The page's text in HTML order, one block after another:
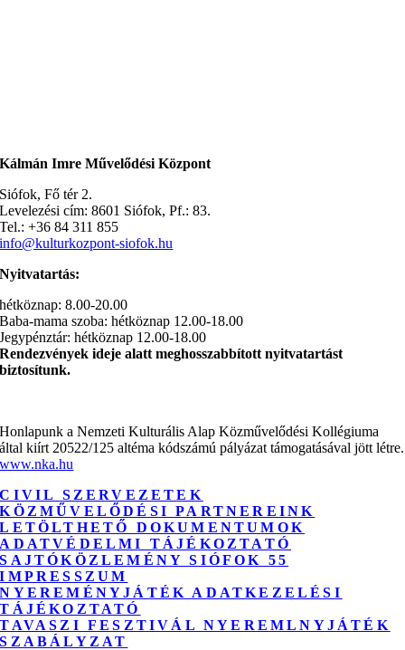
Kálmán Imre Művelődési Központ
Siófok, Fő tér 2.
Levelezési cím: 8601 Siófok, Pf.: 83.
Tel.: +36 84 311 855
info@kulturkozpont-siofok.hu
Nyitvatartás:
hétköznap: 8.00-20.00
Baba-mama szoba: hétköznap 12.00-18.00
Jegypénztár: hétköznap 12.00-18.00
Rendezvények ideje alatt meghosszabbított nyitvatartást
biztosítunk.
Honlapunk a Nemzeti Kulturális Alap Közművelődési Kollégiuma
által kiírt 20522/125 altéma kódszámú pályázat támogatásával jött létre.
www.nka.hu
CIVIL SZERVEZETEK
KÖZMŰVELŐDÉSI PARTNEREINK
LETÖLTHETŐ DOKUMENTUMOK
ADATVÉDELMI TÁJÉKOZTATÓ
SAJTÓKÖZLEMÉNY SIÓFOK 55
IMPRESSZUM
NYEREMÉNYJÁTÉK ADATKEZELÉSI
TÁJÉKOZTATÓ
TAVASZI FESZTIVÁL NYEREMLNYJÁTÉK
SZABÁLYZAT